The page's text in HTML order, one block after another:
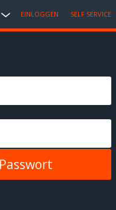
EINLOGGEN SELF SERVICE